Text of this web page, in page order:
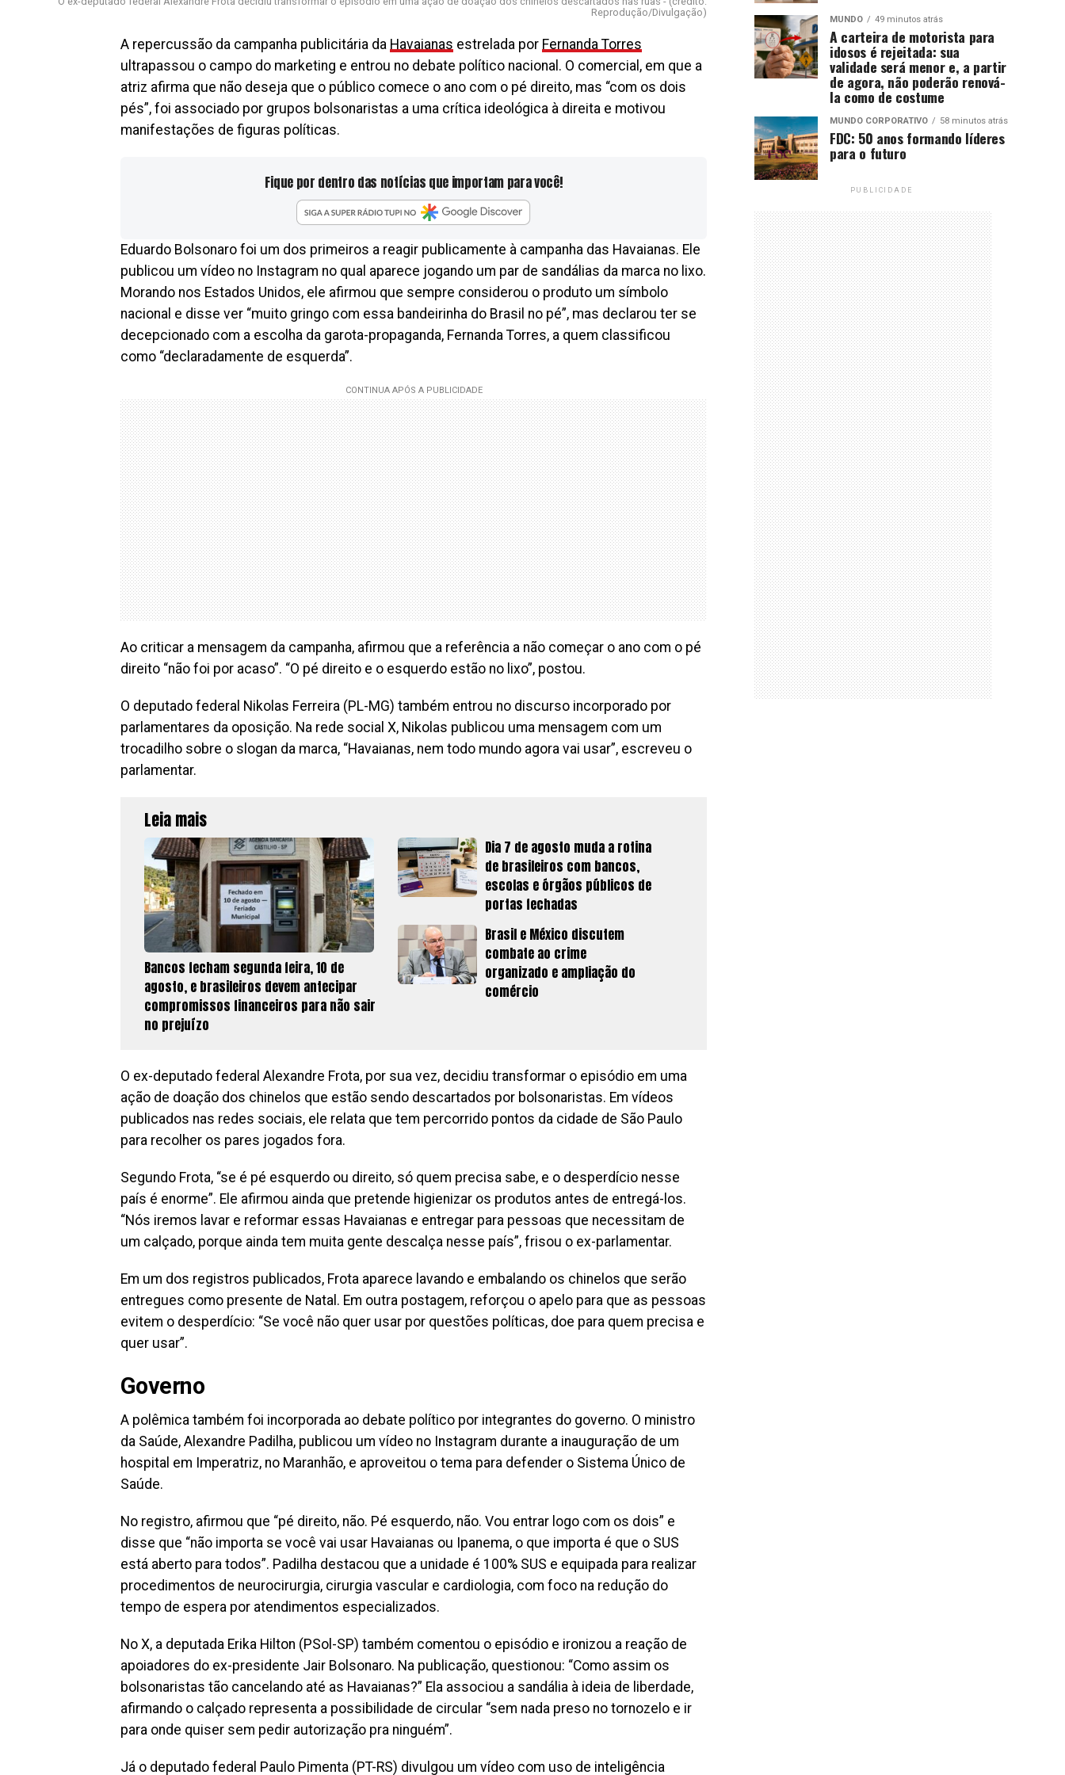
Reprodução/Divulgação)
A repercussão da campanha publicitária da Havaianas estrelada por Fernanda Torres
ultrapassou o campo do marketing e entrou no debate político nacional. O comercial, em que a
atriz afirma que não deseja que o público comece o ano com o pé direito, mas “com os dois
pés”, foi associado por grupos bolsonaristas a uma crítica ideológica à direita e motivou
manifestações de figuras políticas.
Fique por dentro das notícias que importam para você!
Eduardo Bolsonaro foi um dos primeiros a reagir publicamente à campanha das Havaianas. Ele
publicou um vídeo no Instagram no qual aparece jogando um par de sandálias da marca no lixo.
Morando nos Estados Unidos, ele afirmou que sempre considerou o produto um símbolo
nacional e disse ver “muito gringo com essa bandeirinha do Brasil no pé”, mas declarou ter se
decepcionado com a escolha da garota-propaganda, Fernanda Torres, a quem classificou
como “declaradamente de esquerda”.
Ao criticar a mensagem da campanha, afirmou que a referência a não começar o ano com o pé
direito “não foi por acaso”. “O pé direito e o esquerdo estão no lixo”, postou.
O deputado federal Nikolas Ferreira (PL-MG) também entrou no discurso incorporado por
parlamentares da oposição. Na rede social X, Nikolas publicou uma mensagem com um
trocadilho sobre o slogan da marca, “Havaianas, nem todo mundo agora vai usar”, escreveu o
parlamentar.
Leia mais
Bancos fecham segunda feira, 10 de
agosto, e brasileiros devem antecipar
compromissos financeiros para não sair
no prejuízo
Dia 7 de agosto muda a rotina
de brasileiros com bancos,
escolas e órgãos públicos de
portas fechadas
Brasil e México discutem
combate ao crime
organizado e ampliação do
comércio
O ex-deputado federal Alexandre Frota, por sua vez, decidiu transformar o episódio em uma
ação de doação dos chinelos que estão sendo descartados por bolsonaristas. Em vídeos
publicados nas redes sociais, ele relata que tem percorrido pontos da cidade de São Paulo
para recolher os pares jogados fora.
Segundo Frota, “se é pé esquerdo ou direito, só quem precisa sabe, e o desperdício nesse
país é enorme”. Ele afirmou ainda que pretende higienizar os produtos antes de entregá-los.
“Nós iremos lavar e reformar essas Havaianas e entregar para pessoas que necessitam de
um calçado, porque ainda tem muita gente descalça nesse país”, frisou o ex-parlamentar.
Em um dos registros publicados, Frota aparece lavando e embalando os chinelos que serão
entregues como presente de Natal. Em outra postagem, reforçou o apelo para que as pessoas
evitem o desperdício: “Se você não quer usar por questões políticas, doe para quem precisa e
quer usar”.
Governo
A polêmica também foi incorporada ao debate político por integrantes do governo. O ministro
da Saúde, Alexandre Padilha, publicou um vídeo no Instagram durante a inauguração de um
hospital em Imperatriz, no Maranhão, e aproveitou o tema para defender o Sistema Único de
Saúde.
No registro, afirmou que “pé direito, não. Pé esquerdo, não. Vou entrar logo com os dois” e
disse que “não importa se você vai usar Havaianas ou Ipanema, o que importa é que o SUS
está aberto para todos”. Padilha destacou que a unidade é 100% SUS e equipada para realizar
procedimentos de neurocirurgia, cirurgia vascular e cardiologia, com foco na redução do
tempo de espera por atendimentos especializados.
No X, a deputada Erika Hilton (PSol-SP) também comentou o episódio e ironizou a reação de
apoiadores do ex-presidente Jair Bolsonaro. Na publicação, questionou: “Como assim os
bolsonaristas tão cancelando até as Havaianas?” Ela associou a sandália à ideia de liberdade,
afirmando o calçado representa a possibilidade de circular “sem nada preso no tornozelo e ir
para onde quiser sem pedir autorização pra ninguém”.
Já o deputado federal Paulo Pimenta (PT-RS) divulgou um vídeo com uso de inteligência
MUNDO 49 minutos atrás
A carteira de motorista para
idosos é rejeitada: sua
validade será menor e, a partir
de agora, não poderão renová-
la como de costume
MUNDO CORPORATIVO 58 minutos atrás
FDC: 50 anos formando líderes
para o futuro
PUBLICIDADE